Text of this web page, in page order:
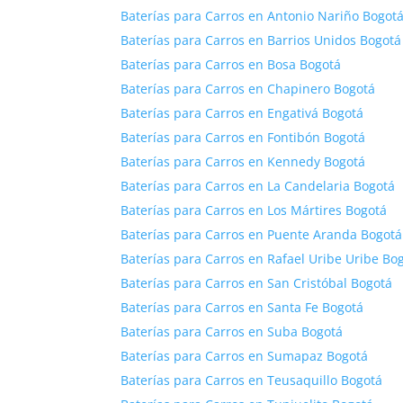
Baterías para Carros en Antonio Nariño Bogotá
Baterías para Carros en Barrios Unidos Bogotá
Baterías para Carros en Bosa Bogotá
Baterías para Carros en Chapinero Bogotá
Baterías para Carros en Engativá Bogotá
Baterías para Carros en Fontibón Bogotá
Baterías para Carros en Kennedy Bogotá
Baterías para Carros en La Candelaria Bogotá
Baterías para Carros en Los Mártires Bogotá
Baterías para Carros en Puente Aranda Bogotá
Baterías para Carros en Rafael Uribe Uribe
Baterías para Carros en San Cristóbal Bogotá
Baterías para Carros en Santa Fe Bogotá
Baterías para Carros en Suba Bogotá
Baterías para Carros en Sumapaz Bogotá
Baterías para Carros en Teusaquillo Bogotá